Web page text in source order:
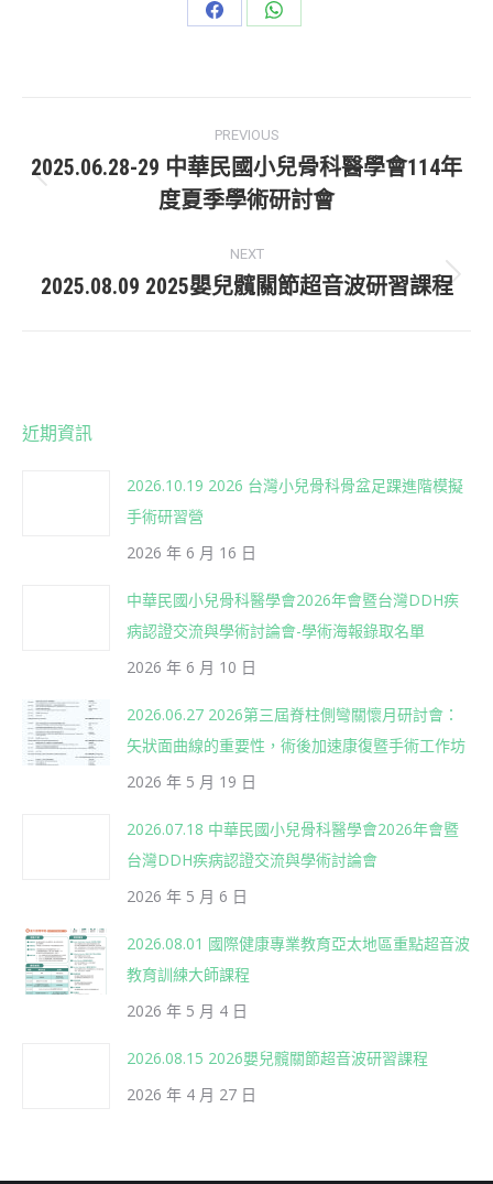
Share
Share
navigation
PREVIOUS
Previous
2025.06.28-29 中華民國小兒骨科醫學會114年
度夏季學術研討會
NEXT
Next
2025.08.09 2025嬰兒髖關節超音波研習課程
近期資訊
2026.10.19 2026 台灣小兒骨科骨盆足踝進階模擬
手術研習營
2026 年 6 月 16 日
中華民國小兒骨科醫學會2026年會暨台灣DDH疾
病認證交流與學術討論會-學術海報錄取名單
2026 年 6 月 10 日
2026.06.27 2026第三屆脊柱側彎關懷月研討會：
矢狀面曲線的重要性，術後加速康復暨手術工作坊
2026 年 5 月 19 日
2026.07.18 中華民國小兒骨科醫學會2026年會暨
台灣DDH疾病認證交流與學術討論會
2026 年 5 月 6 日
2026.08.01 國際健康專業教育亞太地區重點超音波
教育訓練大師課程
2026 年 5 月 4 日
2026.08.15 2026嬰兒髖關節超音波研習課程
2026 年 4 月 27 日